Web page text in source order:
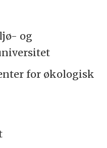
og
for økologisk